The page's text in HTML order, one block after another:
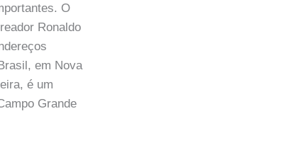
O
Ronaldo
em Nova
é um
Grande